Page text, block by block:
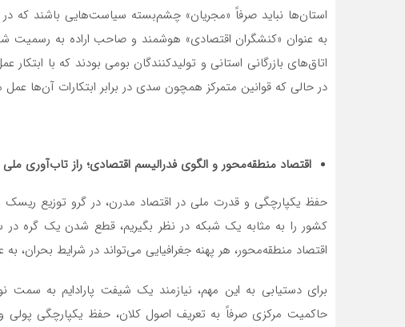
استان‌ها نباید صرفاً «مجریان» چشم‌بسته سیاست‌هایی باشند که
به عنوان «کنشگران اقتصادی» هوشمند و صاحب اراده به رسمیت
اتاق‌های بازرگانی استانی و تولیدکنندگان بومی بودند که با
در حالی که قوانین متمرکز همچون سدی در برابر ابتکارات آن‌ها عمل
اقتصاد منطقه‌محور و الگوی فدرالیسم اقتصادی؛ راز تاب‌آوری ملی
حفظ یکپارچگی و قدرت ملی در اقتصاد مدرن، در گرو توزیع ریسک
کشور را به مثابه یک شبکه در نظر بگیریم، قطع شدن یک گره
اقتصاد منطقه‌محور، هر پهنه جغرافیایی می‌تواند در شرایط بحران،
برای دستیابی به این مهم، نیازمند یک شیفت پارادایم به سمت
حاکمیت مرکزی صرفاً به تعریف اصول کلان، حفظ یکپارچگی پولی